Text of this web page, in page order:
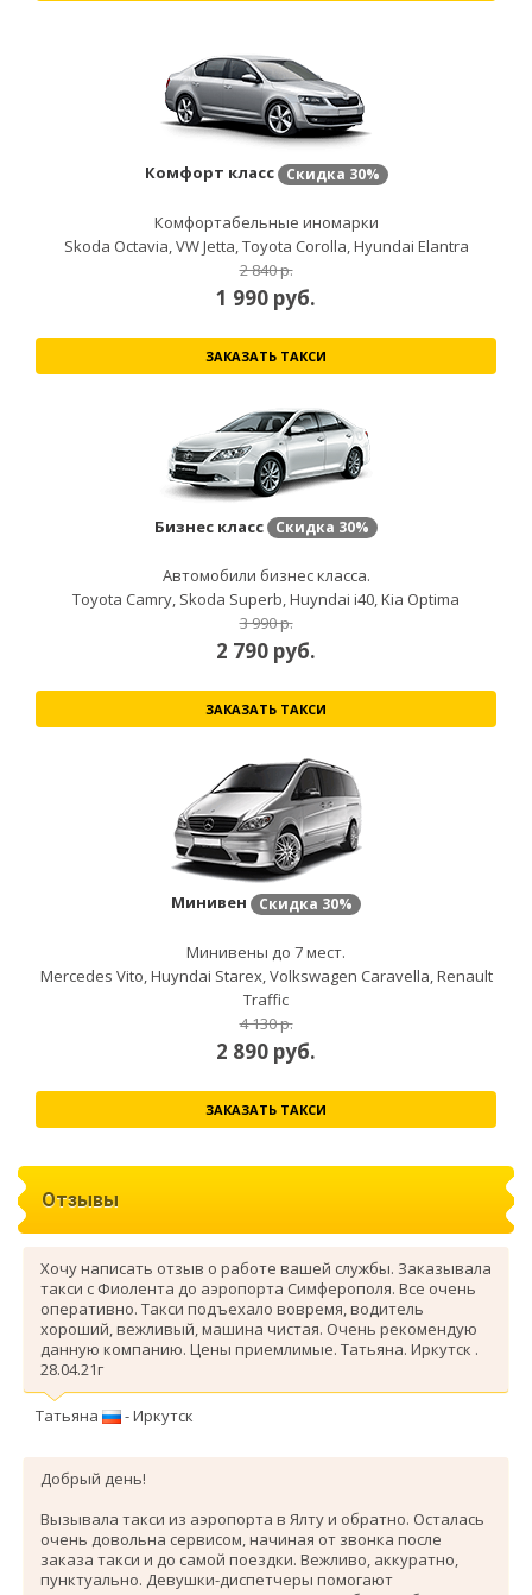
Комфорт класс Скидка 30%
Комфортабельные иномарки
Skoda Octavia, VW Jetta, Toyota Corolla, Hyundai Elantra
2 840 р.
1 990 руб.
ЗАКАЗАТЬ ТАКСИ
Бизнес класс Скидка 30%
Автомобили бизнес класса.
Toyota Camry, Skoda Superb, Huyndai i40, Kia Optima
3 990 р.
2 790 руб.
ЗАКАЗАТЬ ТАКСИ
Минивен Скидка 30%
Минивены до 7 мест.
Mercedes Vito, Huyndai Starex, Volkswagen Caravella, Renault
Traffic
4 130 р.
2 890 руб.
ЗАКАЗАТЬ ТАКСИ
Отзывы
Хочу написать отзыв о работе вашей службы. Заказывала
такси с Фиолента до аэропорта Симферополя. Все очень
оперативно. Такси подъехало вовремя, водитель
хороший, вежливый, машина чистая. Очень рекомендую
данную компанию. Цены приемлимые. Татьяна. Иркутск .
28.04.21г
Татьяна - Иркутск
Добрый день!
Вызывала такси из аэропорта в Ялту и обратно. Осталась
очень довольна сервисом, начиная от звонка после
заказа такси и до самой поездки. Вежливо, аккуратно,
пунктуально. Девушки-диспетчеры помогают